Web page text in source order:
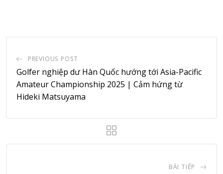
PREVIOUS POST
Golfer nghiệp dư Hàn Quốc hướng tới Asia-Pacific
Amateur Championship 2025 | Cảm hứng từ
Hideki Matsuyama
BÀI TIẾP